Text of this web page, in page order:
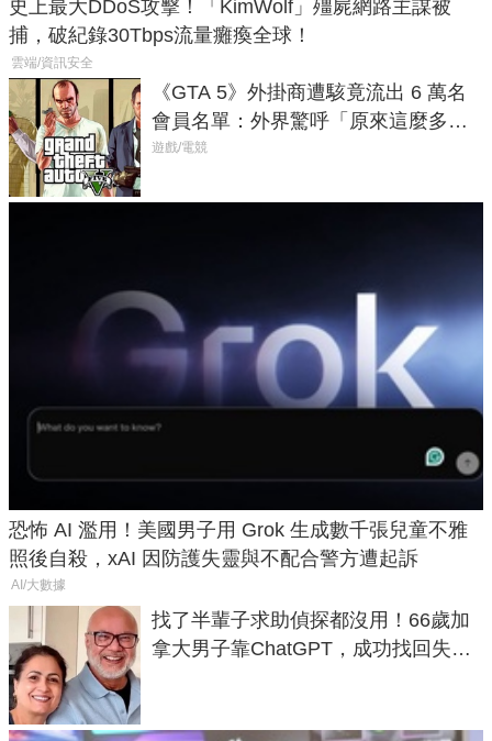
史上最大DDoS攻擊！「KimWolf」殭屍網路主謀被
捕，破紀錄30Tbps流量癱瘓全球！
雲端/資訊安全
《GTA 5》外掛商遭駭竟流出 6 萬名
會員名單：外界驚呼「原來這麼多人
在開掛！」
遊戲/電競
恐怖 AI 濫用！美國男子用 Grok 生成數千張兒童不雅
照後自殺，xAI 因防護失靈與不配合警方遭起訴
AI/大數據
找了半輩子求助偵探都沒用！66歲加
拿大男子靠ChatGPT，成功找回失散